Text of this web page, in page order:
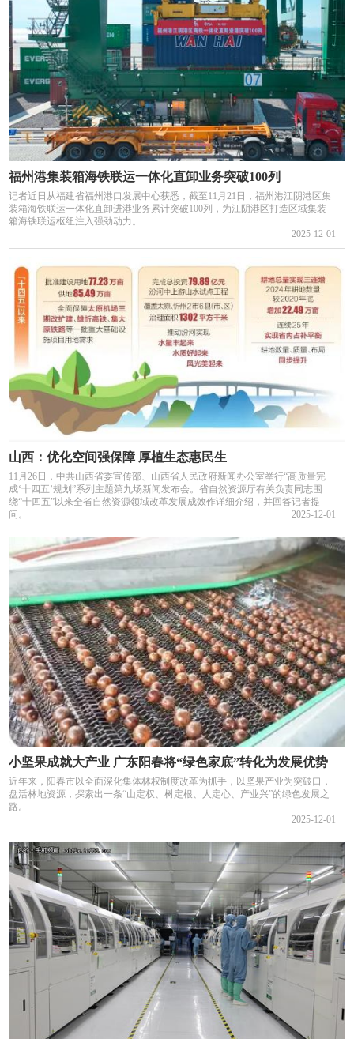
福州港集装箱海铁联运一体化直卸业务突破100列
记者近日从福建省福州港口发展中心获悉，截至11月21日，福州港江阴港区集
装箱海铁联运一体化直卸进港业务累计突破100列，为江阴港区打造区域集装
箱海铁联运枢纽注入强劲动力。
2025-12-01
山西：优化空间强保障 厚植生态惠民生
11月26日，中共山西省委宣传部、山西省人民政府新闻办公室举行“高质量完
成‘十四五’规划”系列主题第九场新闻发布会。省自然资源厅有关负责同志围
绕“十四五”以来全省自然资源领域改革发展成效作详细介绍，并回答记者提
问。
2025-12-01
小坚果成就大产业 广东阳春将“绿色家底”转化为发展优势
近年来，阳春市以全面深化集体林权制度改革为抓手，以坚果产业为突破口，
盘活林地资源，探索出一条“山定权、树定根、人定心、产业兴”的绿色发展之
路。
2025-12-01